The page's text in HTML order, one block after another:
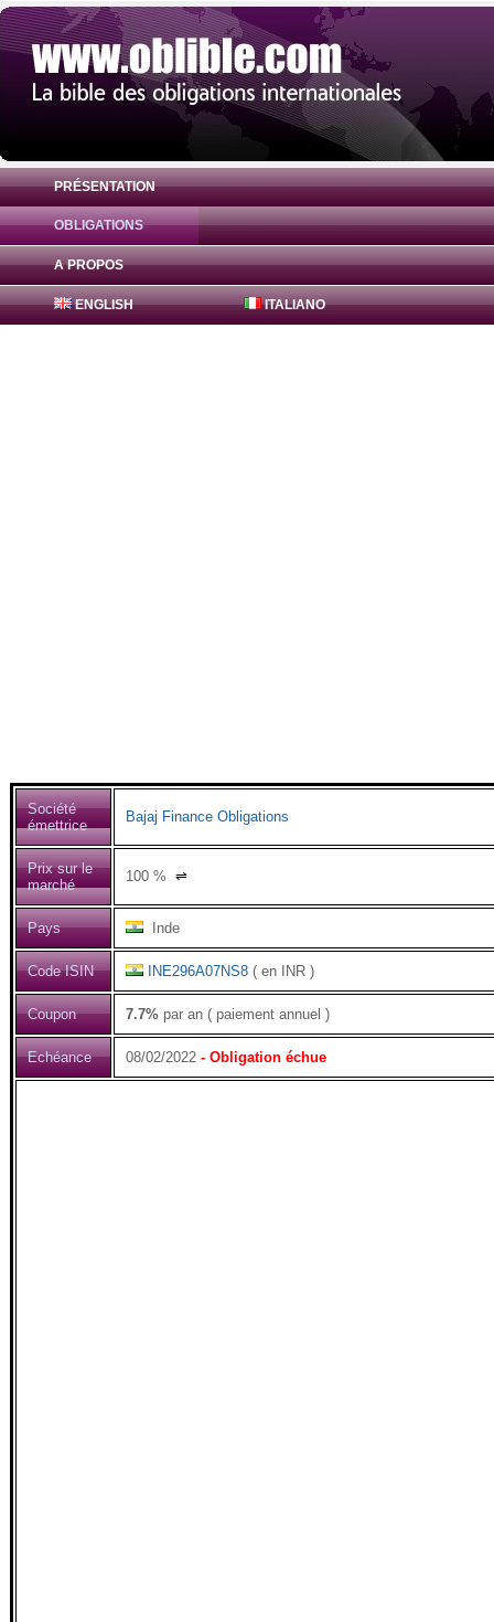
PRÉSENTATION
OBLIGATIONS
A PROPOS
ENGLISH ITALIANO
Obligation Bajaj Finance Obligations 7.7%
Société
émettrice
Bajaj Finance Obligations
Prix sur le
marché
100 % ⇌
Pays Inde
Code ISIN INE296A07NS8 ( en INR )
Coupon 7.7% par an ( paiement annuel )
Echéance 08/02/2022 - Obligation échue